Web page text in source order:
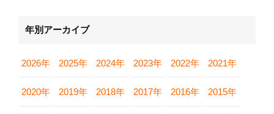
年別アーカイブ
2026年 2025年 2024年 2023年 2022年 2021年
2020年 2019年 2018年 2017年 2016年 2015年